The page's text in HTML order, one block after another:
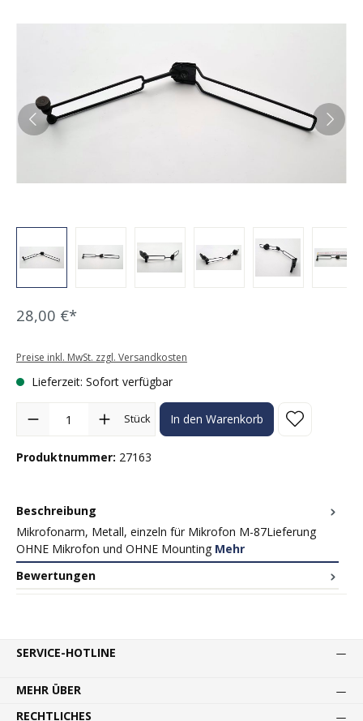
Bildergalerie überspringen
28,00 €*
Preise inkl. MwSt. zzgl. Versandkosten
Lieferzeit: Sofort verfügbar
Produkt Anzahl: Gib den gewünschten Wert ein oder benutze die
Stück In den Warenkorb
Produktnummer: 27163
Beschreibung
Mikrofonarm, Metall, einzeln für Mikrofon M-87Lieferung
OHNE Mikrofon und OHNE Mounting Mehr
Bewertungen
SERVICE-HOTLINE
MEHR ÜBER
RECHTLICHES